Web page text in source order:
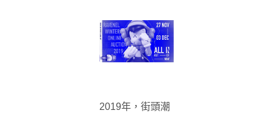
2019年，街頭潮